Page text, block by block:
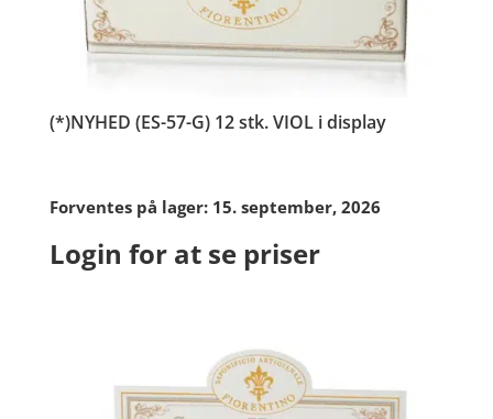
(*)NYHED (ES-57-G) 12 stk. VIOL i display
Forventes på lager: 15. september, 2026
Login for at se priser